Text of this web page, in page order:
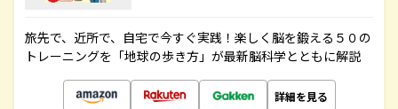
旅先で、近所で、自宅で今すぐ実践！楽しく脳を鍛える５０の
トレーニングを「地球の歩き方」が最新脳科学とともに解説
詳細を見る